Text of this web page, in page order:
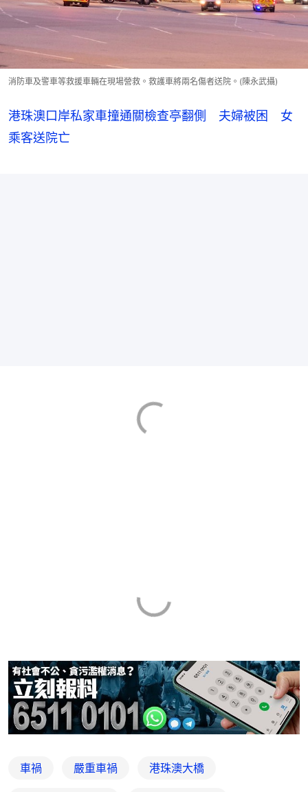
消防車及警車等救援車輛在現場營救。救護車將兩名傷者送院。(陳永武攝)
港珠澳口岸私家車撞通關檢查亭翻側 夫婦被困 女
乘客送院亡
車禍 嚴重車禍 港珠澳大橋